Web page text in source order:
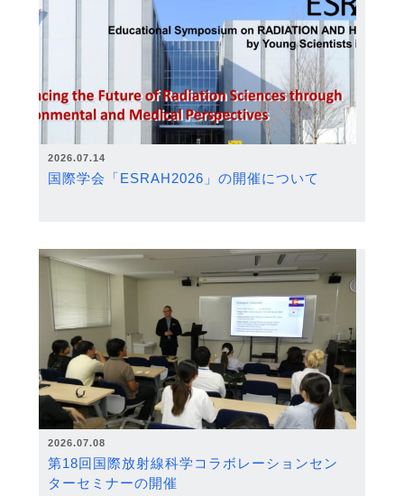
2026.07.14
国際学会「ESRAH2026」の開催について
2026.07.08
第18回国際放射線科学コラボレーションセン
ターセミナーの開催